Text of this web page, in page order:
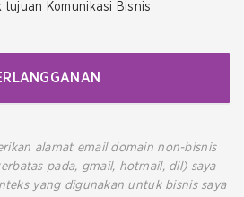
Komunikasi Bisnis
alamat email domain non-bisnis
pada, gmail, hotmail, dll) saya
yang digunakan untuk bisnis saya